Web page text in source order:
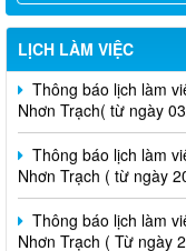
LỊCH LÀM VIỆC
Thông báo lịch làm
Nhơn Trạch( từ ngày
Thông báo lịch làm
Nhơn Trạch ( từ ngày
Thông báo lịch làm
Nhơn Trạch ( Từ ngày